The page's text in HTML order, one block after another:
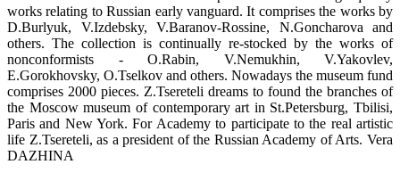
works relating to Russian early vanguard. It comprises the works by
D.Burlyuk, V.Izdebsky, V.Baranov-Rossine, N.Goncharova and
others. The collection is continually re-stocked by the works of
nonconformists - O.Rabin, V.Nemukhin, V.Yakovlev,
E.Gorokhovsky, O.Tselkov and others. Nowadays the museum fund
comprises 2000 pieces. Z.Tsereteli dreams to found the branches of
the Moscow museum of contemporary art in St.Petersburg, Tbilisi,
Paris and New York. For Academy to participate to the real artistic
life Z.Tsereteli, as a president of the Russian Academy of Arts. Vera
DAZHINA